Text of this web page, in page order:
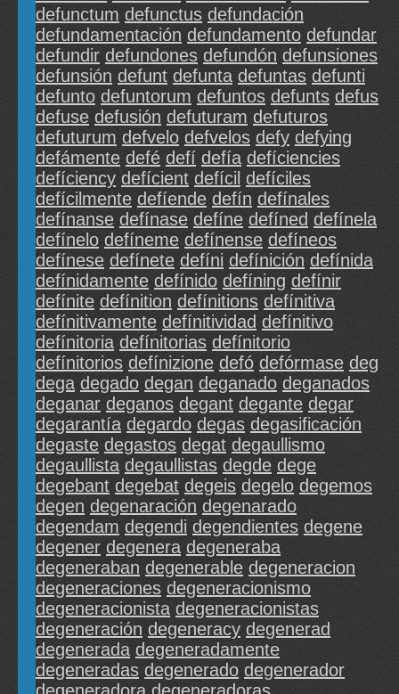
defunctum defunctus defundación
defundamentación defundamento defundar
defundir defundones defundón defunsiones
defunsión defunt defunta defuntas defunti
defunto defuntorum defuntos defunts defus
defuse defusión defuturam defuturos
defuturum defvelo defvelos defy defying
defámente defé defí defía defíciencies
defíciency defícient defícil defíciles
defícilmente defíende defín defínales
defínanse defínase defíne defíned defínela
defínelo defíneme defínense defíneos
defínese defínete defíni defínición defínida
defínidamente defínido defíning defínir
defínite defínition defínitions defínitiva
defínitivamente defínitividad defínitivo
defínitoria defínitorias defínitorio
defínitorios defínizione defó defórmase deg
dega degado degan deganado deganados
deganar deganos degant degante degar
degarantía degardo degas degasificación
degaste degastos degat degaullismo
degaullista degaullistas degde dege
degebant degebat degeis degelo degemos
degen degenaración degenarado
degendam degendi degendientes degene
degener degenera degeneraba
degeneraban degenerable degeneracion
degeneraciones degeneracionismo
degeneracionista degeneracionistas
degeneración degeneracy degenerad
degenerada degeneradamente
degeneradas degenerado degenerador